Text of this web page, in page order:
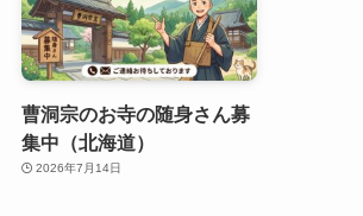
曹洞宗のお寺の随身さん募
集中（北海道）
2026年7月14日